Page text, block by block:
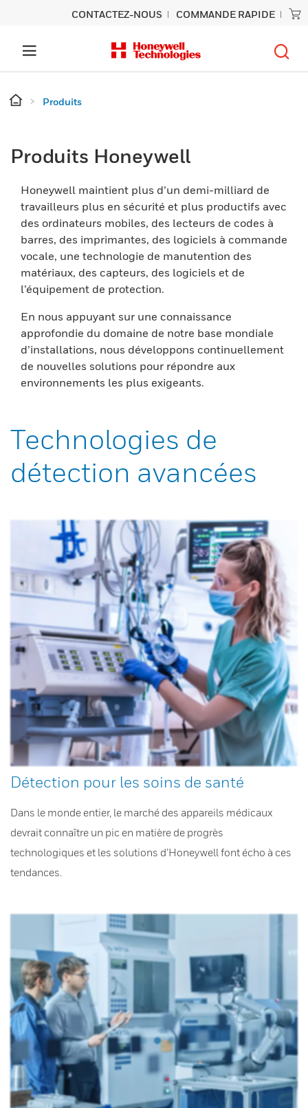
CONTACTEZ-NOUS COMMANDE RAPIDE
Produits
Produits Honeywell
Honeywell maintient plus d’un demi-milliard de
travailleurs plus en sécurité et plus productifs avec
des ordinateurs mobiles, des lecteurs de codes à
barres, des imprimantes, des logiciels à commande
vocale, une technologie de manutention des
matériaux, des capteurs, des logiciels et de
l’équipement de protection.
En nous appuyant sur une connaissance
approfondie du domaine de notre base mondiale
d’installations, nous développons continuellement
de nouvelles solutions pour répondre aux
environnements les plus exigeants.
Technologies de
détection avancées
Détection pour les soins de santé
Dans le monde entier, le marché des appareils médicaux
devrait connaître un pic en matière de progrès
technologiques et les solutions d’Honeywell font écho à ces
tendances.